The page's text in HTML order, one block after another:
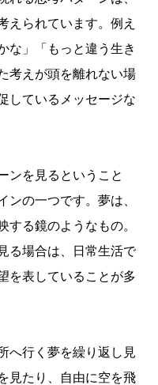
えられています。例え
な」「もっと違う生き
考えが頭を離れない場
しているメッセージな
ンを見るということ
ンの一つです。夢は、
する鏡のようなもの。
る場合は、日常生活で
を表していることが多
へ行く夢を繰り返し見
見たり、自由に空を飛